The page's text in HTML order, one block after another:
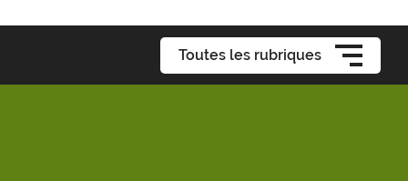
Toutes les rubriques